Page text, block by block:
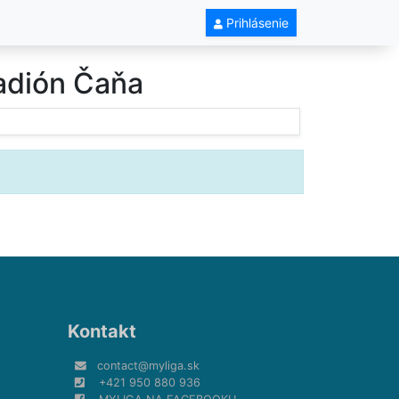
Prihlásenie
Čaňa
Kontakt
contact@myliga.sk
+421 950 880 936